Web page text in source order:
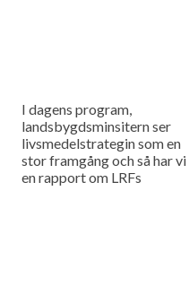
I dagens program,
landsbygdsminsitern ser
livsmedelstrategin som en
stor framgång och så har vi
en rapport om LRFs